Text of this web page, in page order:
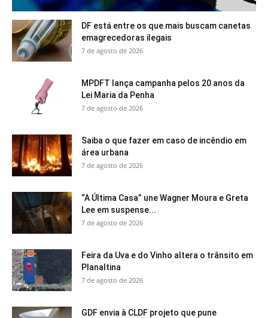
DF está entre os que mais buscam canetas
emagrecedoras ilegais
7 de agosto de 2026
MPDFT lança campanha pelos 20 anos da
Lei Maria da Penha
7 de agosto de 2026
Saiba o que fazer em caso de incêndio em
área urbana
7 de agosto de 2026
“A Última Casa” une Wagner Moura e Greta
Lee em suspense...
7 de agosto de 2026
Feira da Uva e do Vinho altera o trânsito em
Planaltina
7 de agosto de 2026
GDF envia à CLDF projeto que pune